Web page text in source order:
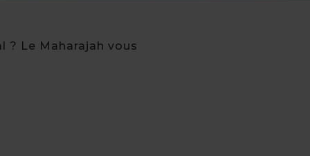
? Le Maharajah vous